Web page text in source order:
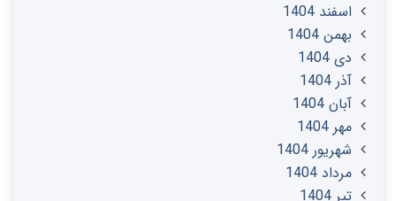
اسفند 1404
بهمن 1404
دی 1404
آذر 1404
آبان 1404
مهر 1404
شهریور 1404
مرداد 1404
تير 1404